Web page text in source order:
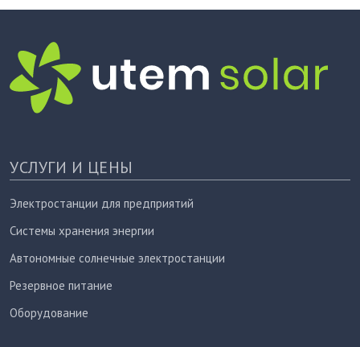
УСЛУГИ И ЦЕНЫ
Электростанции для предприятий
Системы хранения энергии
Автономные солнечные электростанции
Резервное питание
Оборудование